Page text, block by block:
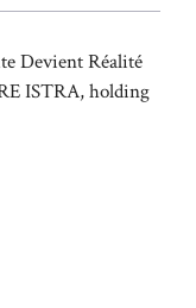
Devient Réalité
ISTRA, holding